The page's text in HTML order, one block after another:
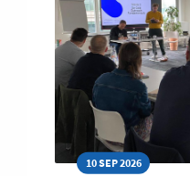
JE
SNELLE
GROEI
10 SEP 2026